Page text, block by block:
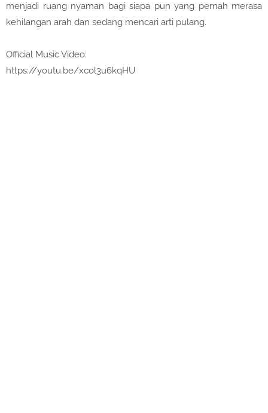
menjadi ruang nyaman bagi siapa pun yang pernah merasa
kehilangan arah dan sedang mencari arti pulang.
Official Music Video:
https://youtu.be/xcol3u6kqHU